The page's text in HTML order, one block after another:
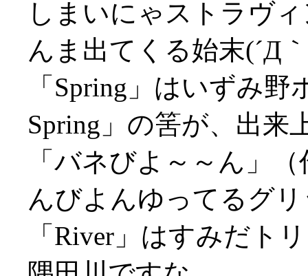
しまいにゃストラヴ
んま出てくる始末(´Д
「Spring」はいずみ
Spring」の筈が、出来
「バネびよ～～ん」
んびよんゆってるグ
「River」はすみだト